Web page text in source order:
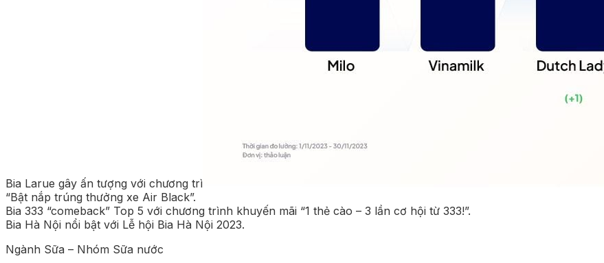
Bia Larue gây ấn tượng với chương trì
“Bật nắp trúng thưởng xe Air Black”.
Bia 333 “comeback” Top 5 với chương trình khuyến mãi “1 thẻ cào – 3 lần cơ hội từ 333!”.
Bia Hà Nội nổi bật với Lễ hội Bia Hà Nội 2023.
Ngành Sữa – Nhóm Sữa nước